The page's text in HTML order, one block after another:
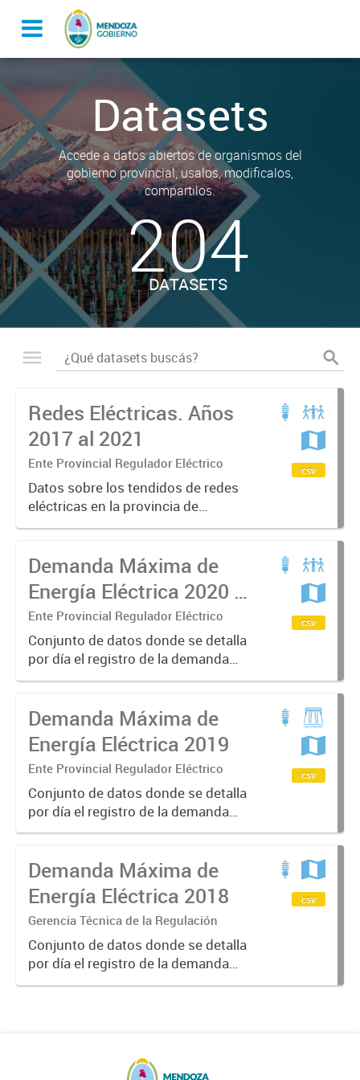
Datasets
Accede a datos abiertos de organismos del
gobierno provincial, usalos, modificalos,
compartilos.
204
DATASETS
Redes Eléctricas. Años
2017 al 2021
Ente Provincial Regulador Eléctrico
Datos sobre los tendidos de redes
eléctricas en la provincia de
Mendoza, datos sobre tipos y
distribuidora de energía.
csv
Demanda Máxima de
Energía Eléctrica 2020 -
2021
Ente Provincial Regulador Eléctrico
Conjunto de datos donde se detalla
por día el registro de la demanda
máxima de energía eléctrica
horario y temperatura en que se
produjo dicha demanda.
csv
Demanda Máxima de
Energía Eléctrica 2019
Ente Provincial Regulador Eléctrico
Conjunto de datos donde se detalla
por día el registro de la demanda
máxima de energía eléctrica
horario y temperatura en que se
produjo dicha demanda.
csv
Demanda Máxima de
Energía Eléctrica 2018
Gerencia Técnica de la Regulación
Conjunto de datos donde se detalla
por día el registro de la demanda
máxima en Mega Watts (MW), el
csv